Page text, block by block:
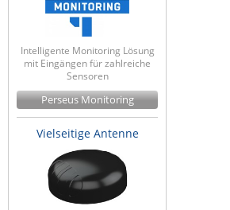
Siretta
SIRIO Antenne
Sunbird
Tactical Software
TEKTELIC
Teltonika
Unwired Networks
Vision
Intelligente Monitoring Lösung
mit Eingängen für zahlreiche
Sensoren
Perseus Monitoring
Vielseitige Antenne